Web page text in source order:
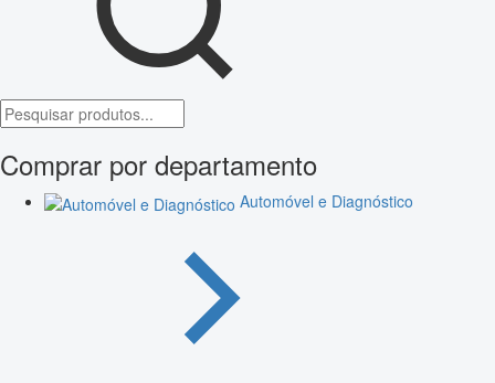
Comprar por departamento
Automóvel e Diagnóstico